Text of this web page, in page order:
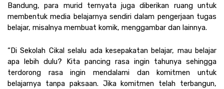
Bandung, para murid ternyata juga diberikan ruang untuk
membentuk media belajarnya sendiri dalam pengerjaan tugas
belajar, misalnya membuat komik, menggambar dan lainnya.
“Di Sekolah Cikal selalu ada kesepakatan belajar, mau belajar
apa lebih dulu? Kita pancing rasa ingin tahunya sehingga
terdorong rasa ingin mendalami dan komitmen untuk
belajarnya tanpa paksaan. Jika komitmen telah terbangun,